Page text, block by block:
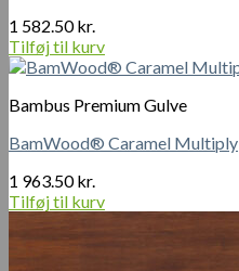
1 582.50kr.
Tilføj til kurv
Bambus Premium Gulve
BamWood® Caramel Multiply
1 963.50kr.
Tilføj til kurv